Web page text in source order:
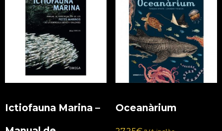
Ictiofauna Marina –
Oceanàrium